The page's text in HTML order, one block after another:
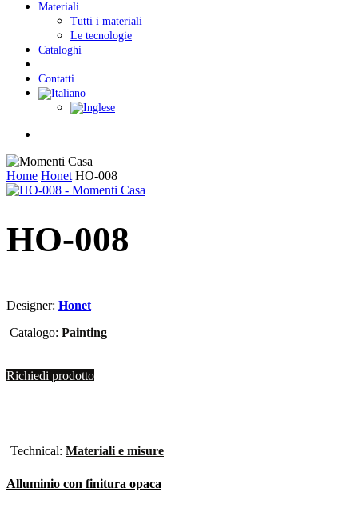
Materiali
Tutti i materiali
Le tecnologie
Cataloghi
Contatti
Home Honet HO-008
HO-008
Designer: Honet
Catalogo: Painting
Richiedi prodotto
Technical: Materiali e misure
Alluminio con finitura opaca